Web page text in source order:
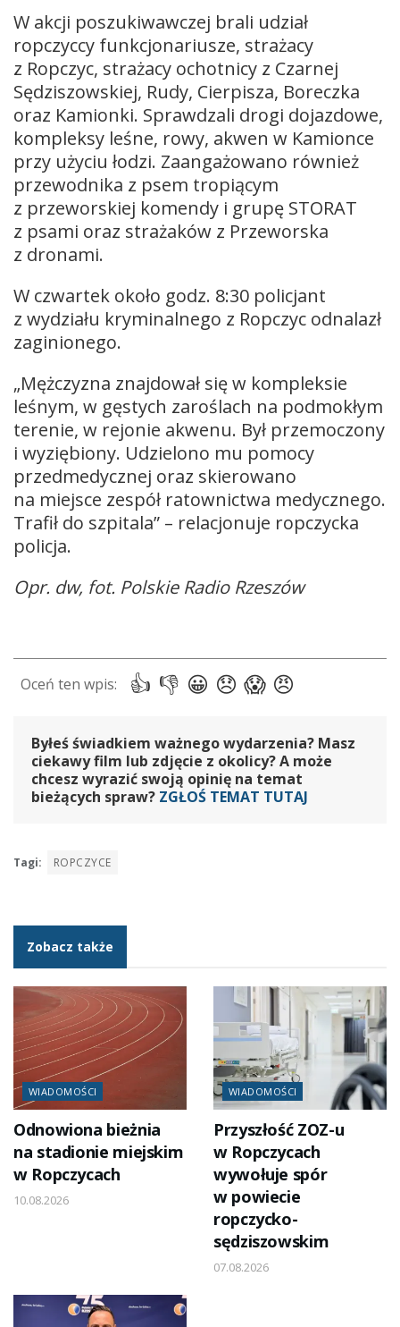
W akcji poszukiwawczej brali udział
ropczyccy funkcjonariusze, strażacy
z Ropczyc, strażacy ochotnicy z Czarnej
Sędziszowskiej, Rudy, Cierpisza, Boreczka
oraz Kamionki. Sprawdzali drogi dojazdowe,
kompleksy leśne, rowy, akwen w Kamionce
przy użyciu łodzi. Zaangażowano również
przewodnika z psem tropiącym
z przeworskiej komendy i grupę STORAT
z psami oraz strażaków z Przeworska
z dronami.
W czwartek około godz. 8:30 policjant
z wydziału kryminalnego z Ropczyc odnalazł
zaginionego.
„Mężczyzna znajdował się w kompleksie
leśnym, w gęstych zaroślach na podmokłym
terenie, w rejonie akwenu. Był przemoczony
i wyziębiony. Udzielono mu pomocy
przedmedycznej oraz skierowano
na miejsce zespół ratownictwa medycznego.
Trafił do szpitala” – relacjonuje ropczycka
policja.
Opr. dw, fot. Polskie Radio Rzeszów
Byłeś świadkiem ważnego wydarzenia? Masz
ciekawy film lub zdjęcie z okolicy? A może
chcesz wyrazić swoją opinię na temat
bieżących spraw? ZGŁOŚ TEMAT TUTAJ
Tagi: ROPCZYCE
Zobacz także
WIADOMOŚCI
Odnowiona bieżnia
na stadionie miejskim
w Ropczycach
10.08.2026
WIADOMOŚCI
Przyszłość ZOZ-u
w Ropczycach
wywołuje spór
w powiecie
ropczycko-
sędziszowskim
07.08.2026